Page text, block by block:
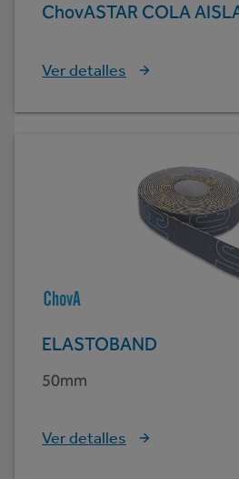
ChovASTAR COLA
Ver detalles
ELASTOBAND
50mm
Ver detalles